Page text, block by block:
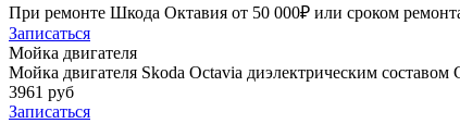
При ремонте Шкода Октавия от 50 000₽ или сроком
Записаться
Мойка двигателя
Мойка двигателя Skoda Octavia диэлектрическим составом
3961 руб
Записаться